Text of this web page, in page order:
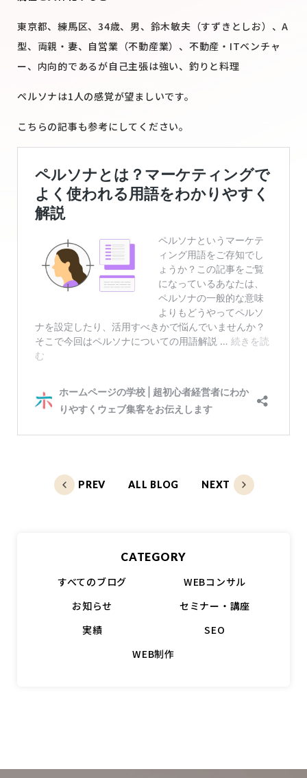
東京都、練馬区、34歳、男、鈴木敏夫（すずきとしお）、A
型、両親・妻、自営業（不動産業）、不動産・ITベンチャ
ー、内向的であるが自己主張は強い、釣りと料理
ペルソナは1人の感覚が望ましいです。
こちらの記事も参考にしてください。
PREV ALL BLOG NEXT
CATEGORY
すべてのブログ
WEBコンサル
お知らせ
セミナー・講座
実績
SEO
WEB制作